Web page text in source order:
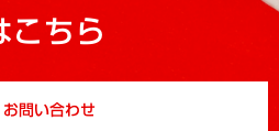
こちら
お問い合わせ